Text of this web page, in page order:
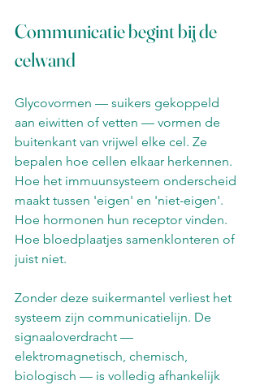
Communicatie begint bij de
celwand
Glycovormen — suikers gekoppeld
aan eiwitten of vetten — vormen de
buitenkant van vrijwel elke cel. Ze
bepalen hoe cellen elkaar herkennen.
Hoe het immuunsysteem onderscheid
maakt tussen 'eigen' en 'niet-eigen'.
Hoe hormonen hun receptor vinden.
Hoe bloedplaatjes samenklonteren of
juist niet.
Zonder deze suikermantel verliest het
systeem zijn communicatielijn. De
signaaloverdracht —
elektromagnetisch, chemisch,
biologisch — is volledig afhankelijk